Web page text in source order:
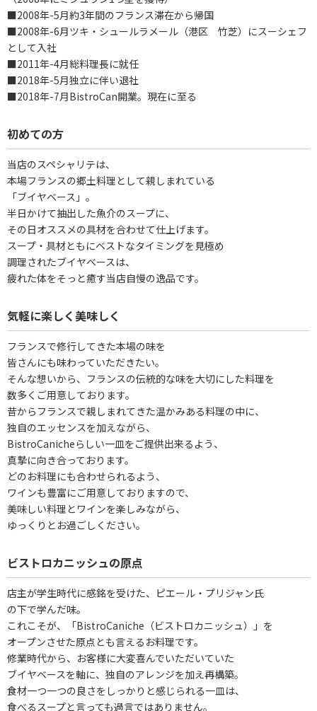
■2008年-5月約3年間のフランス滞在から帰国
■2008年-6月ツキ・シュールラメール（港区 竹芝）にスーシェフ
として入社
■2011年-4月総料理長に就任
■2018年-5月独立に伴い退社
■2018年-7月BistroCan開業。現在に至る
初めての方
当店のスペシャリテは、
本場フランスの郷土料理として親しまれている
「ブイヤベース」。
半日かけて抽出した魚介のスープに、
その日オススメの具材を合わせて仕上げます。
スープ・具材ともにベストなタイミングを見極め
調理されたブイヤベースは、
疲れた体をそっと癒す当店自慢の逸品です。
気軽に楽しく美味しく
フランスで修行してきた本場の味を
皆さんにも味わっていただきたい。
そんな想いから、フランスの伝統的な味を大切にした料理を
数多くご用意しております。
昔からフランスで親しまれてきた温かみある料理の中に、
独自のエッセンスを加えながら、
BistroCanicheらしい一皿をご提供出来るよう、
真摯に向き合っております。
どのお料理にも合わせられるよう、
ワインも豊富にご用意しておりますので、
美味しい料理とワインを楽しみながら、
ゆっくりとお過ごしください。
ビストロカニッシュの原点
店主が学生時代に感銘を受けた、ピエール・プリジャン氏
の下で学んだ味。
これこそが、「BistroCaniche（ビストロカニッシュ）」を
オープンさせた原点とも言えるお料理です。
修業時代から、お客様に大変喜んでいただいていた
ブイヤベースを軸に、独自のアレンジを加え再構築。
食材一つ一つの良さをしっかりと感じられる一皿は、
食べるスープと言っても過言ではありません。